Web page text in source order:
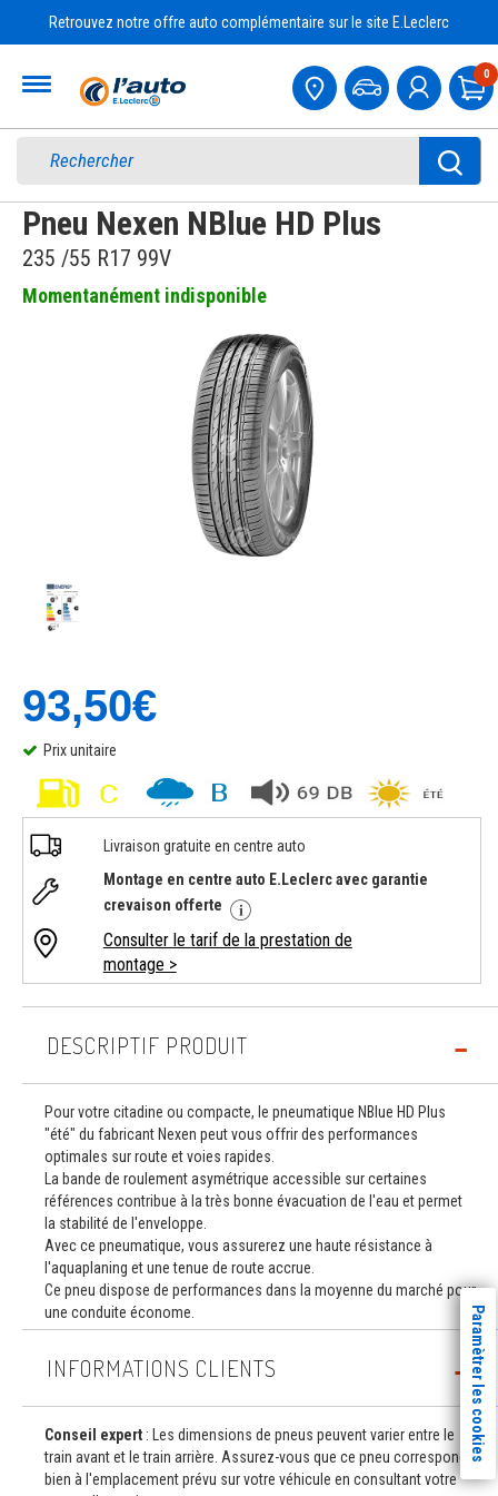
Retrouvez notre offre auto complémentaire sur le site E.Leclerc
0
Pneu Nexen NBlue HD Plus
235 /55 R17 99V
Momentanément indisponible
93,50€
Prix unitaire
Livraison gratuite en centre auto
Montage en centre auto E.Leclerc avec garantie
crevaison offerte
Consulter le tarif de la prestation de
montage >
DESCRIPTIF PRODUIT
Pour votre citadine ou compacte, le pneumatique NBlue HD Plus
"été" du fabricant Nexen peut vous offrir des performances
optimales sur route et voies rapides.
La bande de roulement asymétrique accessible sur certaines
références contribue à la très bonne évacuation de l'eau et permet
la stabilité de l'enveloppe.
Avec ce pneumatique, vous assurerez une haute résistance à
l'aquaplaning et une tenue de route accrue.
Ce pneu dispose de performances dans la moyenne du marché pour
une conduite économe.
INFORMATIONS CLIENTS
Conseil expert : Les dimensions de pneus peuvent varier entre le
train avant et le train arrière. Assurez-vous que ce pneu correspond
bien à l'emplacement prévu sur votre véhicule en consultant votre
Paramètrer les cookies